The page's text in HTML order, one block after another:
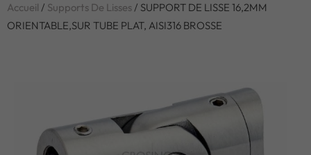
Accueil / Supports De Lisses/ SUPPORT DE LISSE 16,2MM
ORIENTABLE,SUR TUBE PLAT, AISI316 BROSSE